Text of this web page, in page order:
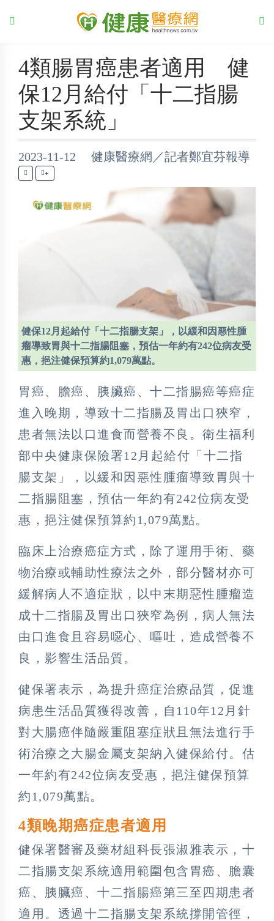
4類腸胃癌患者適用 健
保12月給付「十二指腸
支架系統」
2023-11-12 健康醫療網／記者鄭宜芬報導
+
健保12月起給付「十二指腸支架」，以緩和因惡性腫
瘤導致胃與十二指腸阻塞，預估一年約有242位病友受
惠，挹注健保預算約1,079萬點。
胃癌、膽癌、胰臟癌、十二指腸癌等癌症
進入晚期，導致十二指腸及胃出口狹窄，
患者無法以口進食而營養不良。 衛生福利
部中央健康保險署12月起給付「十二指
腸支架」，以緩和因惡性腫瘤導致胃與十
二指腸阻塞，預估一年約有242位病友受
惠，挹注健保預算約1,079萬點。
臨床上治療癌症方式，除了運用手術、藥
物治療或輔助性療法之外，部分醫材亦可
緩解病人不適症狀，以中末期惡性腫瘤造
成十二指腸及胃出口狹窄為例，病人無法
由口進食且容易噁心、嘔吐，造成營養不
良，影響生活品質。
健保署表示，為提升癌症治療品質，促進
病患生活品質獲得改善，自110年12月針
對大腸癌伴隨嚴重阻塞症狀且無法進行手
術治療之大腸金屬支架納入健保給付。估
一年約有242位病友受惠，挹注健保預算
約1,079萬點。
4類晚期癌症患者適用
健保署醫審及藥材組科長張淑雅表示，十
二指腸支架系統適用範圍包含胃癌、膽囊
癌、胰臟癌、十二指腸癌第三至四期患者
適用。透過十二指腸支架系統撐開管徑，